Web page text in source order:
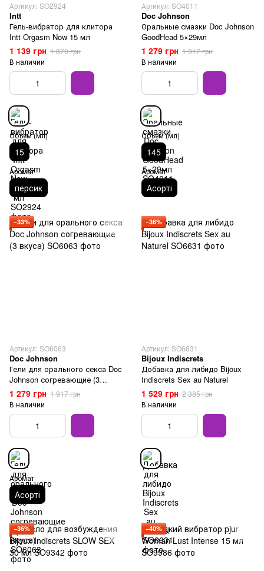
Артикул: SO2924
Intt
Гель-вибратор для клитора
Intt Orgasm Now 15 мл
1 139 грн 1 870 грн
В наличии
Объем (мл)
15
Аромат
персик
Артикул: SO4011
Doc Johnson
Оральные смазки Doc Johnson
GoodHead 5×29мл
1 279 грн 1 917 грн
В наличии
Объем (мл)
145
Аромат
Асорті
−33%
Артикул: SO6063
Doc Johnson
Гели для орального секса Doc
Johnson согревающие (3
вкуса)
1 279 грн 1 917 грн
В наличии
Аромат
Асорті
−36%
Артикул: SO6631
Bijoux Indiscrets
Добавка для либидо Bijoux
Indiscrets Sex au Naturel
1 529 грн 2 385 грн
В наличии
−36% −40%